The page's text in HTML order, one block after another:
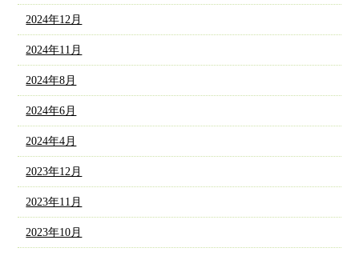
2024年12月
2024年11月
2024年8月
2024年6月
2024年4月
2023年12月
2023年11月
2023年10月